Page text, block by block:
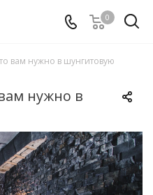
0
вам нужно в шунгитовую
нужно в